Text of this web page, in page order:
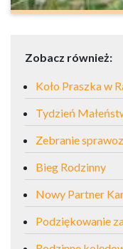
Zobacz również:
Koło Praszka w
Tydzień
Zebranie
Bieg Rodzinny
Nowy Partner
Podziękowanie